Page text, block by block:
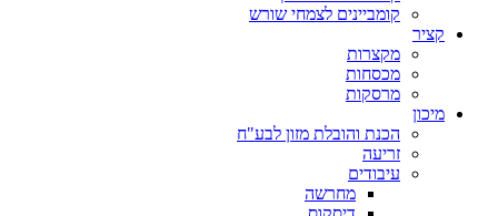
קומביינים לצמחי שורש
קציר
מקצרות
מכסחות
מרסקות
מיכון
הכנת והובלת מזון לבע"ח
זריעה
עיבודים
מחרשה